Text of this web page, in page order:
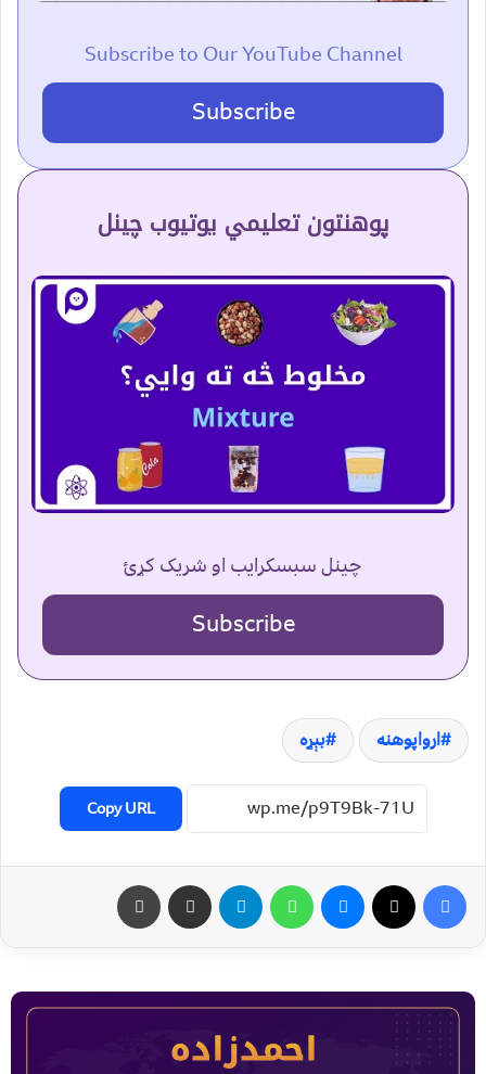
Subscribe to Our YouTube Channel
Subscribe
پوهنتون تعلیمي یوتیوب چینل
چینل سبسکرایب او شریک کړئ
Subscribe
ارواپوهنه بېړه
Copy URL